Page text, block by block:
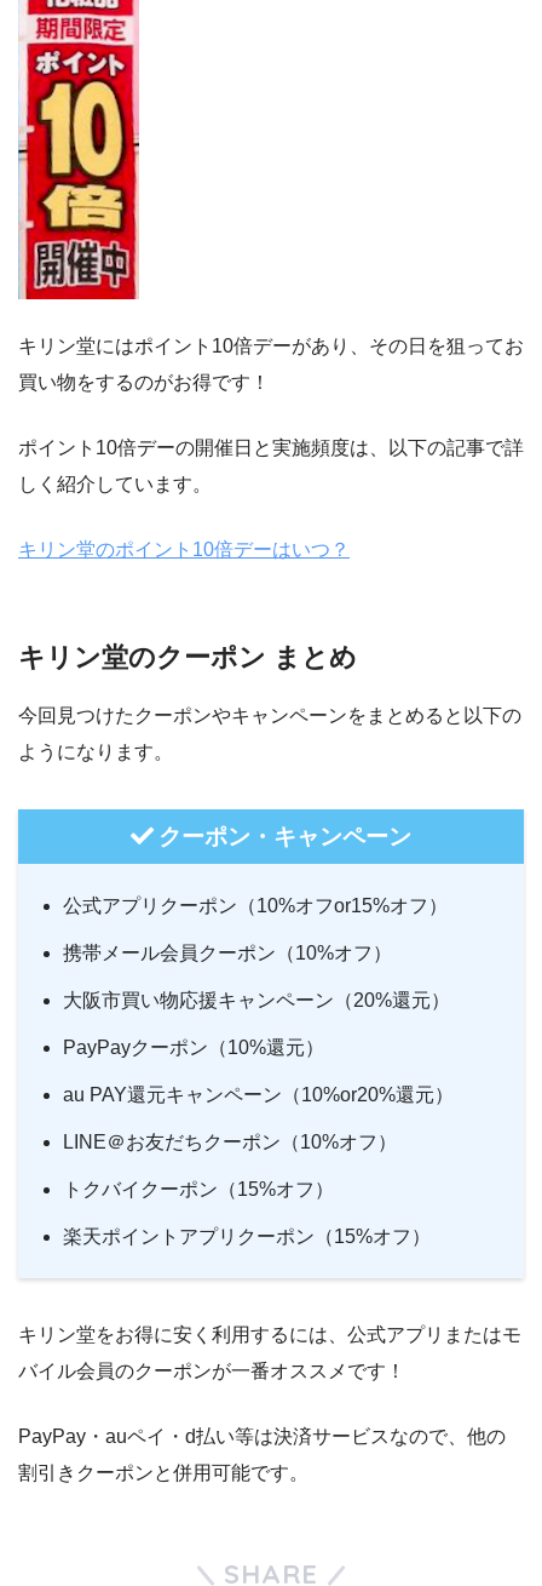
キリン堂にはポイント10倍デーがあり、その日を狙ってお
買い物をするのがお得です！
ポイント10倍デーの開催日と実施頻度は、以下の記事で詳
しく紹介しています。
キリン堂のポイント10倍デーはいつ？
キリン堂のクーポン まとめ
今回見つけたクーポンやキャンペーンをまとめると以下の
ようになります。
クーポン・キャンペーン
公式アプリクーポン（10%オフor15%オフ）
携帯メール会員クーポン（10%オフ）
大阪市買い物応援キャンペーン（20%還元）
PayPayクーポン（10%還元）
au PAY還元キャンペーン（10%or20%還元）
LINE＠お友だちクーポン（10%オフ）
トクバイクーポン（15%オフ）
楽天ポイントアプリクーポン（15%オフ）
キリン堂をお得に安く利用するには、公式アプリまたはモ
バイル会員のクーポンが一番オススメです！
PayPay・auペイ・d払い等は決済サービスなので、他の
割引きクーポンと併用可能です。
SHARE